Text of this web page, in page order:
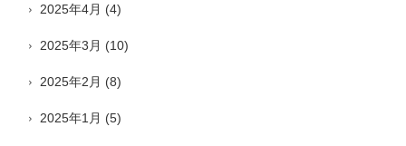
2025年4月 (4)
2025年3月 (10)
2025年2月 (8)
2025年1月 (5)